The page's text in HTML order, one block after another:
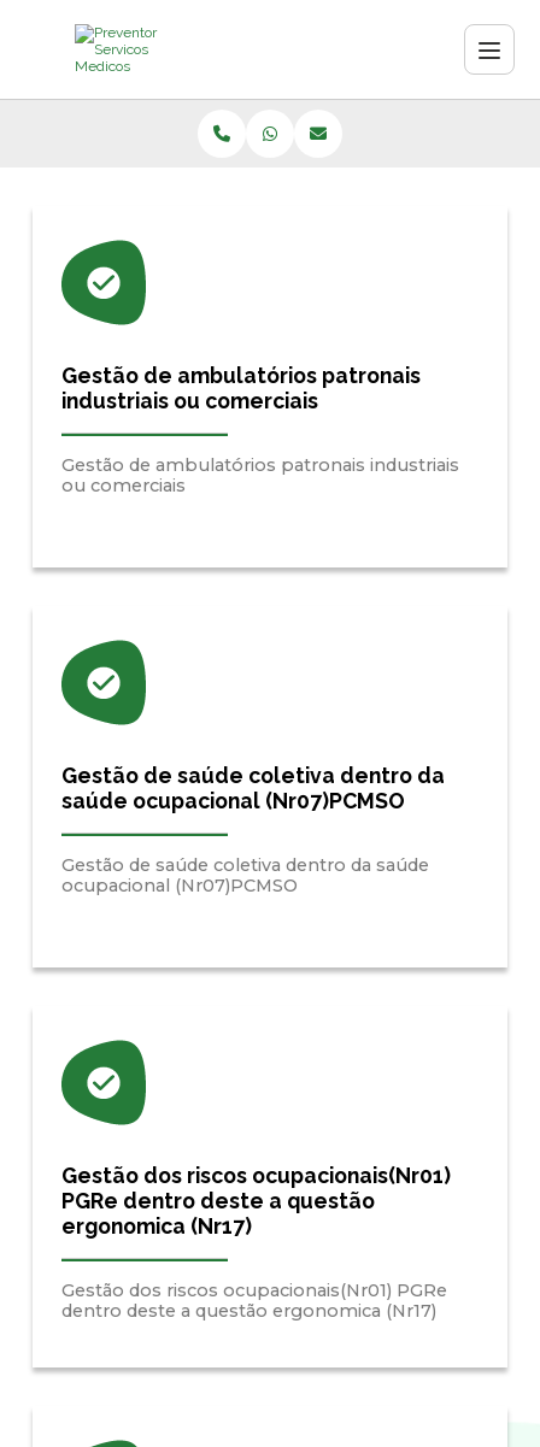
Gestão de ambulatórios patronais
industriais ou comerciais
Gestão de ambulatórios patronais industriais
ou comerciais
Gestão de saúde coletiva dentro da
saúde ocupacional (Nr07)PCMSO
Gestão de saúde coletiva dentro da saúde
ocupacional (Nr07)PCMSO
Gestão dos riscos ocupacionais(Nr01)
PGRe dentro deste a questão
ergonomica (Nr17)
Gestão dos riscos ocupacionais(Nr01) PGRe
dentro deste a questão ergonomica (Nr17)